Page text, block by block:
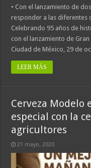
• Con el lanzamiento de
responder a las diferentes
Celebrando 95 años de
con el lanzamiento de
Ciudad de México, 29 de
LEER MÁS
Cerveza Modelo
especial con la
agricultores
21 mayo, 2020